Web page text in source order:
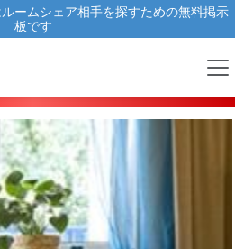
ームシェア相手を探すための無料掲示
板です